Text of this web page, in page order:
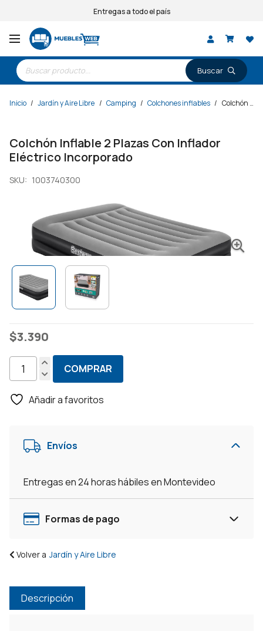
Entregas a todo el país
Búsqueda
de
productos
Inicio / Jardín y Aire Libre / Camping / Colchones inflables / Colchón Inflable 2 Plazas Con Inflador Eléctrico Incorporado
Colchón Inflable 2 Plazas Con Inflador
Eléctrico Incorporado
SKU: 1003740300
$3.390
Colchón
2
Inflador
cantidad
COMPRAR
Añadir a favoritos
Envíos
Entregas en 24 horas hábiles en Montevideo
Formas de pago
Volver a Jardín y Aire Libre
Descripción